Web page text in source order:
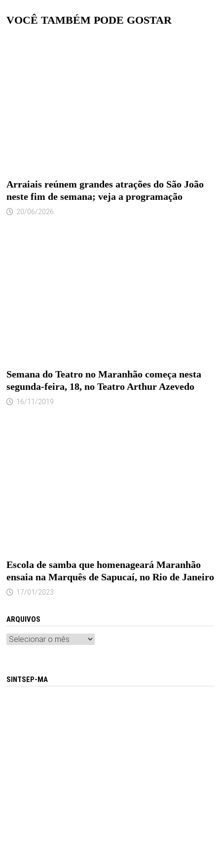
VOCÊ TAMBÉM PODE GOSTAR
Arraiais reúnem grandes atrações do São João
neste fim de semana; veja a programação
20/06/2026
Semana do Teatro no Maranhão começa nesta
segunda-feira, 18, no Teatro Arthur Azevedo
16/11/2019
Escola de samba que homenageará Maranhão
ensaia na Marquês de Sapucaí, no Rio de Janeiro
17/01/2023
ARQUIVOS
Arquivos
SINTSEP-MA